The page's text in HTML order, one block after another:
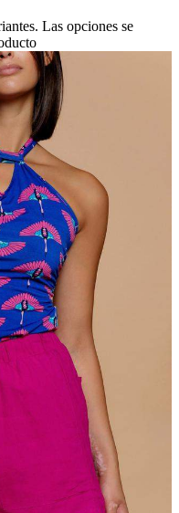
Las opciones se